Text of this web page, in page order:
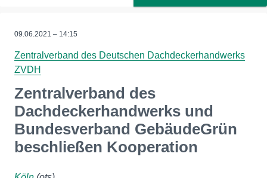
09.06.2021 – 14:15
Zentralverband des Deutschen Dachdeckerhandwerks
ZVDH
Zentralverband des
Dachdeckerhandwerks und
Bundesverband GebäudeGrün
beschließen Kooperation